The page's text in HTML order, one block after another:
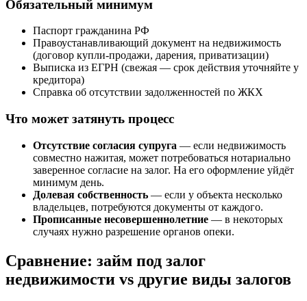
Обязательный минимум
Паспорт гражданина РФ
Правоустанавливающий документ на недвижимость
(договор купли-продажи, дарения, приватизации)
Выписка из ЕГРН (свежая — срок действия уточняйте у
кредитора)
Справка об отсутствии задолженностей по ЖКХ
Что может затянуть процесс
Отсутствие согласия супруга — если недвижимость
совместно нажитая, может потребоваться нотариально
заверенное согласие на залог. На его оформление уйдёт
минимум день.
Долевая собственность — если у объекта несколько
владельцев, потребуются документы от каждого.
Прописанные несовершеннолетние — в некоторых
случаях нужно разрешение органов опеки.
Сравнение: займ под залог
недвижимости vs другие виды залогов